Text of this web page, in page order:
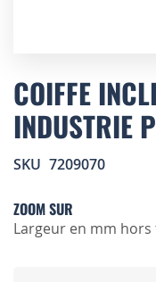
to
the
beginning
images
COIFFE
INDUSTRIE
SKU 7209070
ZOOM SUR
Largeur en mm